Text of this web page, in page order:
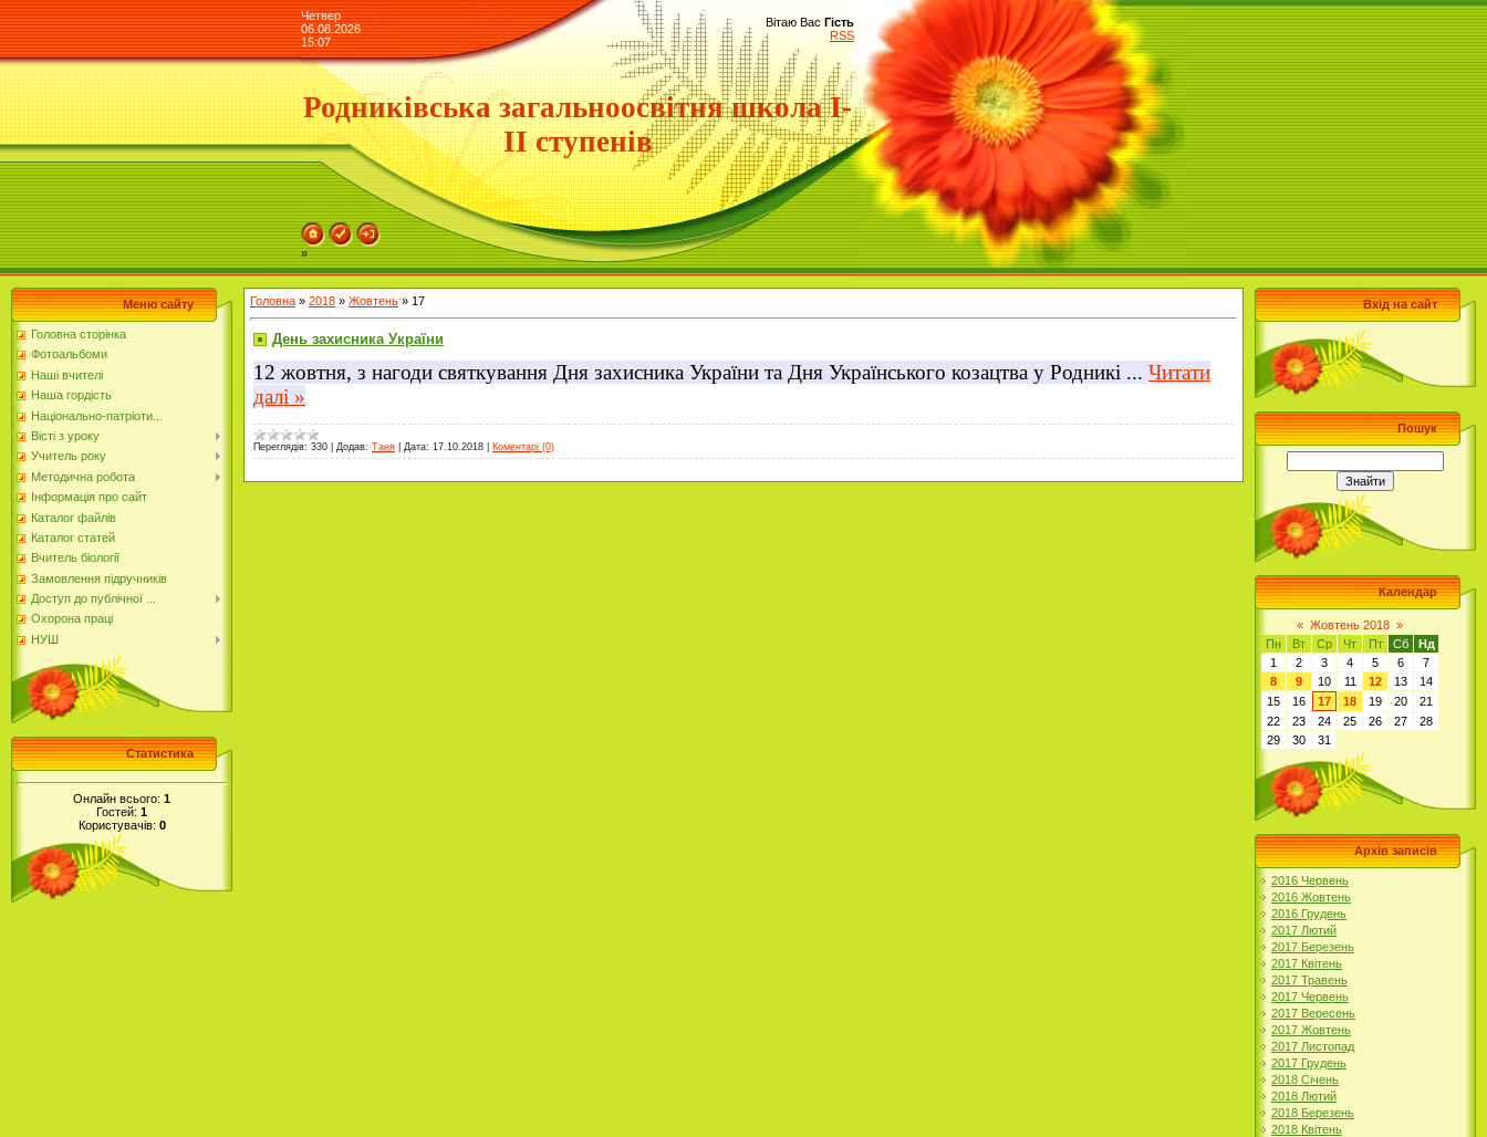
Четвер
06.08.2026
15:07
Вітаю Вас Гість
RSS
Родниківська загальноосвітня школа І-
ІІ ступенів
»
Меню сайту
Головна сторінка
Фотоальбоми
Наші вчителі
Наша гордість
Національно-патріоти...
Вісті з уроку
Учитель року
Методична робота
Інформація про сайт
Каталог файлів
Каталог статей
Вчитель біології
Замовлення підручників
Доступ до публічної ...
Охорона праці
НУШ
Статистика
Онлайн всього: 1
Гостей: 1
Користувачів: 0
Головна » 2018 » Жовтень » 17
День захисника України
12 жовтня, з нагоди святкування Дня захисника України та Дня Українського козацтва у Родникі ... Читати
далі »
Переглядів: 330 Додав: Таня Дата: 17.10.2018 Коментарі (0)
Вхід на сайт
Пошук
Календар
« Жовтень 2018 »
Пн
Вт Ср Чт Пт Сб
Нд
1
2 3 4 5 6
7
8
9 10 11 12 13
14
15
16 17 18 19 20
21
22
23 24 25 26 27
28
29
30 31
Архів записів
2016 Червень
2016 Жовтень
2016 Грудень
2017 Лютий
2017 Березень
2017 Квітень
2017 Травень
2017 Червень
2017 Вересень
2017 Жовтень
2017 Листопад
2017 Грудень
2018 Січень
2018 Лютий
2018 Березень
2018 Квітень